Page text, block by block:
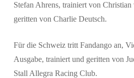
Stefan Ahrens, trainiert von
geritten von Charlie Deutsch.
Für die Schweiz tritt Fandango an,
Ausgabe, trainiert und geritten von
Stall Allegra Racing Club.